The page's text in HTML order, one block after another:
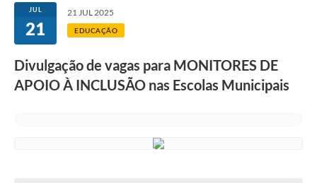
Ouvidoria
Serviços
JUL
21
21 JUL 2025
EDUCAÇÃO
Divulgação de vagas para MONITORES DE
APOIO À INCLUSÃO nas Escolas Municipais